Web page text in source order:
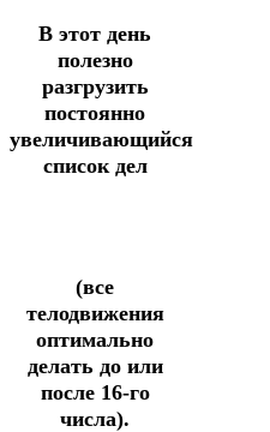
В этот день
полезно
разгрузить
постоянно
увеличивающийся
список дел
(все
телодвижения
оптимально
делать до или
после 16-го
числа).